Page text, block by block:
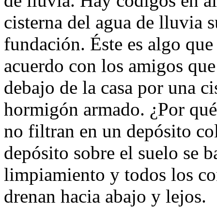
cisterna del agua de lluvia
fundación. Éste es algo
acuerdo con los amigos
debajo de la casa por una
hormigón armado. ¿Por
no filtran en un depósito
depósito sobre el suelo se
limpiamiento y todos los
drenan hacia abajo y lejos.